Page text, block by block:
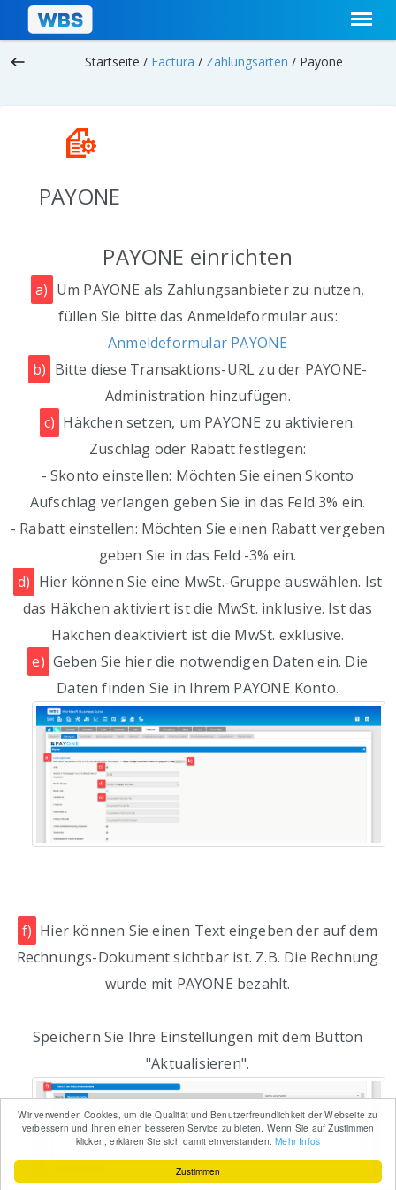
Zustimmen
Wir verwenden Cookies, um die Qualität und Benutzerfreundlichkeit der Webseite zu
verbessern und Ihnen einen besseren Service zu bieten. Wenn Sie auf Zustimmen
klicken, erklären Sie sich damit einverstanden.Mehr Infos
keyboard_backspace Startseite / Factura / Zahlungsarten / Payone
PAYONE
PAYONE einrichten
a) Um PAYONE als Zahlungsanbieter zu nutzen,
füllen Sie bitte das Anmeldeformular aus:
Anmeldeformular PAYONE
b) Bitte diese Transaktions-URL zu der PAYONE-
Administration hinzufügen.
c) Häkchen setzen, um PAYONE zu aktivieren.
Zuschlag oder Rabatt festlegen:
- Skonto einstellen: Möchten Sie einen Skonto
Aufschlag verlangen geben Sie in das Feld 3% ein.
- Rabatt einstellen: Möchten Sie einen Rabatt vergeben
geben Sie in das Feld -3% ein.
d) Hier können Sie eine MwSt.-Gruppe auswählen. Ist
das Häkchen aktiviert ist die MwSt. inklusive. Ist das
Häkchen deaktiviert ist die MwSt. exklusive.
e) Geben Sie hier die notwendigen Daten ein. Die
Daten finden Sie in Ihrem PAYONE Konto.
f) Hier können Sie einen Text eingeben der auf dem
Rechnungs-Dokument sichtbar ist. Z.B. Die Rechnung
wurde mit PAYONE bezahlt.
Speichern Sie Ihre Einstellungen mit dem Button
"Aktualisieren".